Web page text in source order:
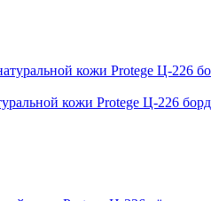
кожи Protege Ц-226